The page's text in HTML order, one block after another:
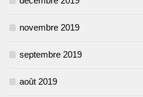
novembre 2019
septembre 2019
août 2019